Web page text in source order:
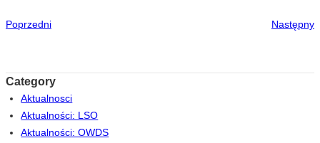
Poprzedni Następny
Category
Aktualnosci
Aktualności: LSO
Aktualności: OWDS